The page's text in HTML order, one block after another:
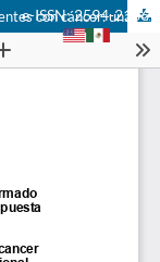
Análisis del consentimiento informado en pacientes con cáncer: una propuesta de algoritmo decisional
e-ISSN: 2594-2166